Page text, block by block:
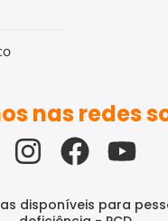
nas redes
disponíveis para